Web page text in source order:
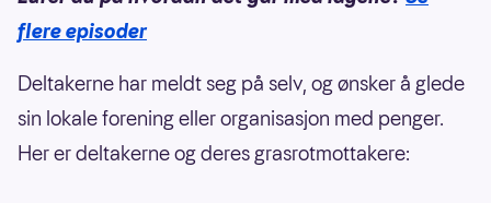
flere episoder
Deltakerne har meldt seg på selv, og ønsker å glede
sin lokale forening eller organisasjon med penger.
Her er deltakerne og deres grasrotmottakere: